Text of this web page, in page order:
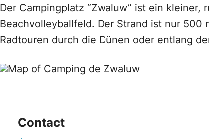
Der Campingplatz “Zwaluw” ist ein
Beachvolleyballfeld. Der Strand ist nur 500
Radtouren durch die Dünen oder entlang
Contact